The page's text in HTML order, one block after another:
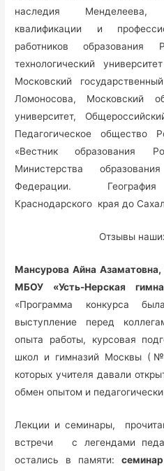
наследия
квалификации и
работников
технологический
Московский
Ломоносова, Московский
университет,
Педагогическое общество
«Вестник образования
Министерства
Федерации.
Краснодарского края до
Отзывы
Мансурова Айна Азаматовна,
МБОУ «Усть-Нерская
«Программа конкурса
выступление перед
опыта работы, курсовая
школ и гимназий Москвы
которых учителя давали
обмен опытом и
Лекции и семинары,
встречи с легендами
остались в памяти:семинар